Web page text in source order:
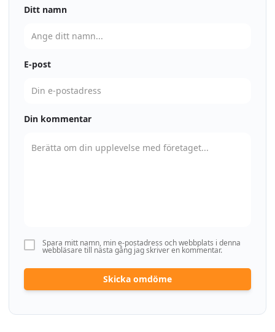
Ditt namn
E-post
Din kommentar
Spara mitt namn, min e-postadress och webbplats i denna
webbläsare till nästa gång jag skriver en kommentar.
Skicka omdöme